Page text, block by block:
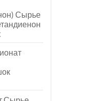
Сырье